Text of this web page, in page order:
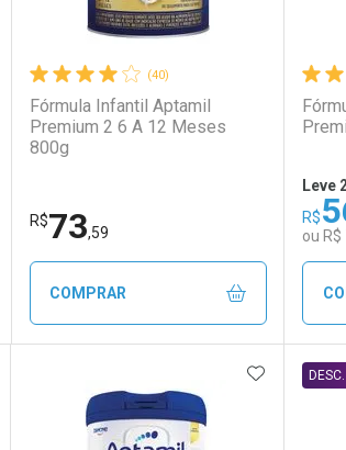
(40)
Fórmula Infantil Aptamil
Premium 2 6 A 12 Meses
800g
R$73,59
COMPRAR
FECHAR
Laboratório
FECHAR
Por Menos
Leve
R$
ou
AOS FAVORITOS